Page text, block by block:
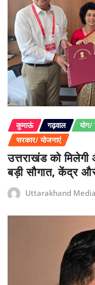
कुमाऊं गढ़वाल
सरकार/ योजनाएं
उत्तराखंड को
बड़ी सौगात, केंद्र
Uttarakhand Media